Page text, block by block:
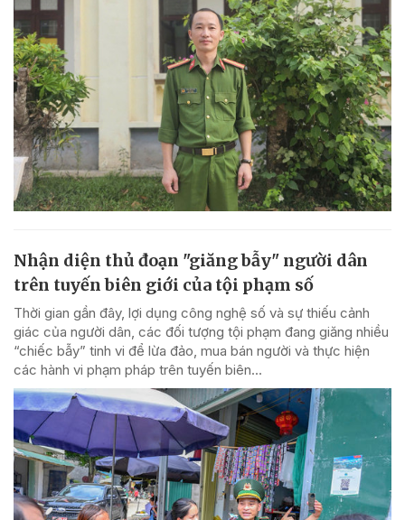
Nhận diện thủ đoạn "giăng bẫy" người dân
trên tuyến biên giới của tội phạm số
Thời gian gần đây, lợi dụng công nghệ số và sự thiếu cảnh
giác của người dân, các đối tượng tội phạm đang giăng nhiều
“chiếc bẫy” tinh vi để lừa đảo, mua bán người và thực hiện
các hành vi phạm pháp trên tuyến biên...